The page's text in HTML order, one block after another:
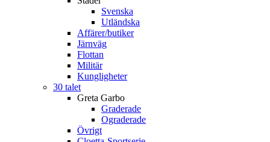
Svenska
Utländska
Affärer/butiker
Järnväg
Flottan
Militär
Kungligheter
30 talet
Greta Garbo
Graderade
Ograderade
Övrigt